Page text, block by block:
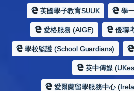
英國學子教育SUUK 學
愛格服務 (AIGE) 優聯
學校監護 (School Guardians)
英中傳媒
愛爾蘭留學服務中心